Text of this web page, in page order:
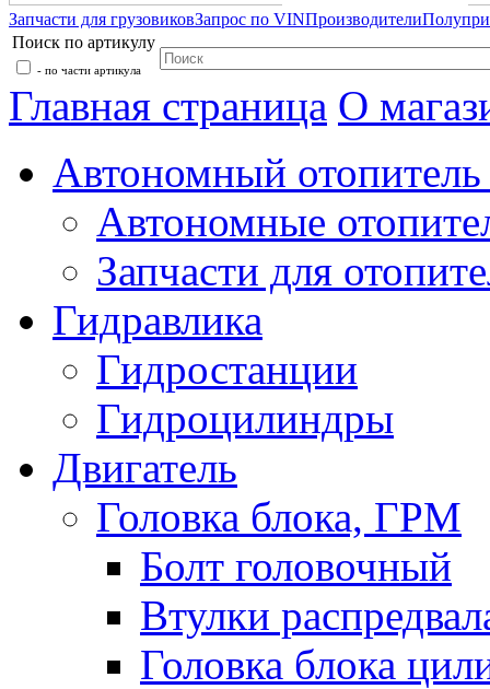
Запчасти для грузовиковЗапрос по VINПроизводители
Поиск по артикулу
- по части артикула
Главная страница О
Автономный отопитель
Автономные
Запчасти для
Гидравлика
Гидростанции
Гидроцилиндры
Двигатель
Головка блока, ГРМ
Болт головочный
Втулки
Головка блока